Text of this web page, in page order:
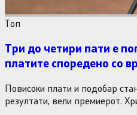
Tоп
Три до четири пати е
платите споредено со
Повисоки плати и подобар
резултати, вели премиерот.